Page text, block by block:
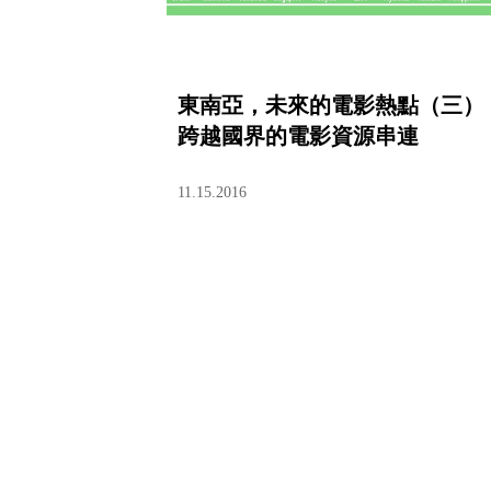
東南亞，未來的電影熱點（三）
跨越國界的電影資源串連
11.15.2016